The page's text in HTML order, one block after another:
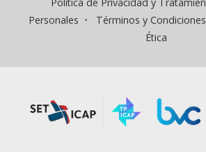
Personales • Términos y
Ética